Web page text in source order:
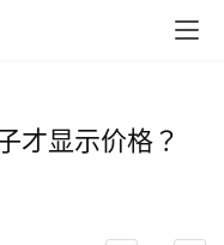
才显示价格？